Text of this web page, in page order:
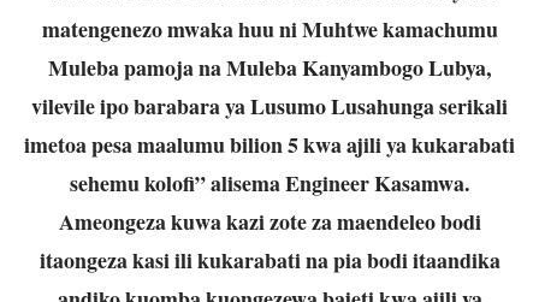
matengenezo mwaka huu ni Muhtwe kamachumu
Muleba pamoja na Muleba Kanyambogo Lubya,
vilevile ipo barabara ya Lusumo Lusahunga serikali
imetoa pesa maalumu bilion 5 kwa ajili ya kukarabati
sehemu kolofi” alisema Engineer Kasamwa.
Ameongeza kuwa kazi zote za maendeleo bodi
itaongeza kasi ili kukarabati na pia bodi itaandika